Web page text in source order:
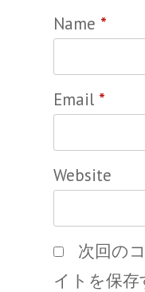
Name *
Email *
Website
次回の
イトを保存